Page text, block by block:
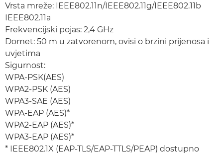
Vrsta mreže: IEEE802.11n/IEEE802.11g/IEEE802.11b
IEEE802.11a
Frekvencijski pojas: 2,4 GHz
Domet: 50 m u zatvorenom, ovisi o brzini prijenosa i
uvjetima
Sigurnost:
WPA-PSK(AES)
WPA2-PSK (AES)
WPA3-SAE (AES)
WPA-EAP (AES)*
WPA2-EAP (AES)*
WPA3-EAP (AES)*
* IEEE802.1X (EAP-TLS/EAP-TTLS/PEAP) dostupno